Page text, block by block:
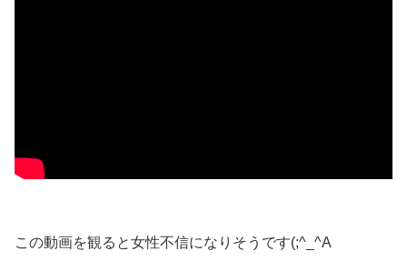
この動画を観ると女性不信になりそうです(;^_^A